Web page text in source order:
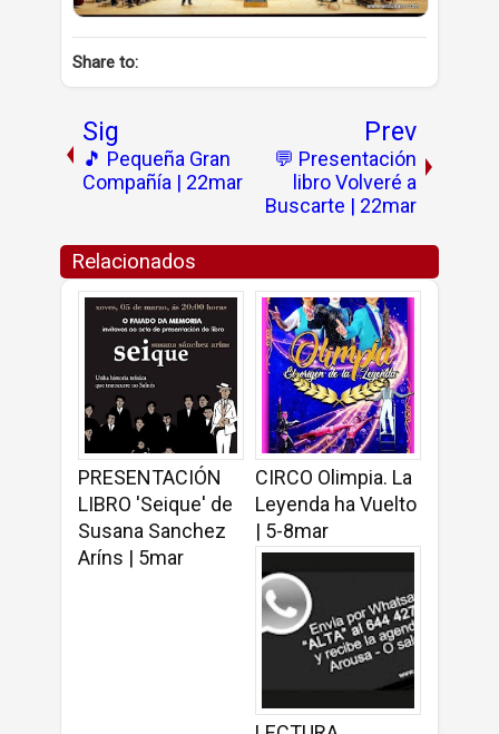
Share to:
Sig
🎵 Pequeña Gran
Compañía | 22mar
Prev
💬 Presentación
libro Volveré a
Buscarte | 22mar
Relacionados
PRESENTACIÓN
LIBRO 'Seique' de
Susana Sanchez
Aríns | 5mar
CIRCO Olimpia. La
Leyenda ha Vuelto
| 5-8mar